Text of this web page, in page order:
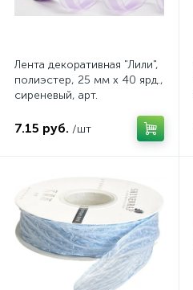
Лента декоративная "Лили",
полиэстер, 25 мм х 40 ярд.,
сиреневый, арт.
7.15 руб. /шт